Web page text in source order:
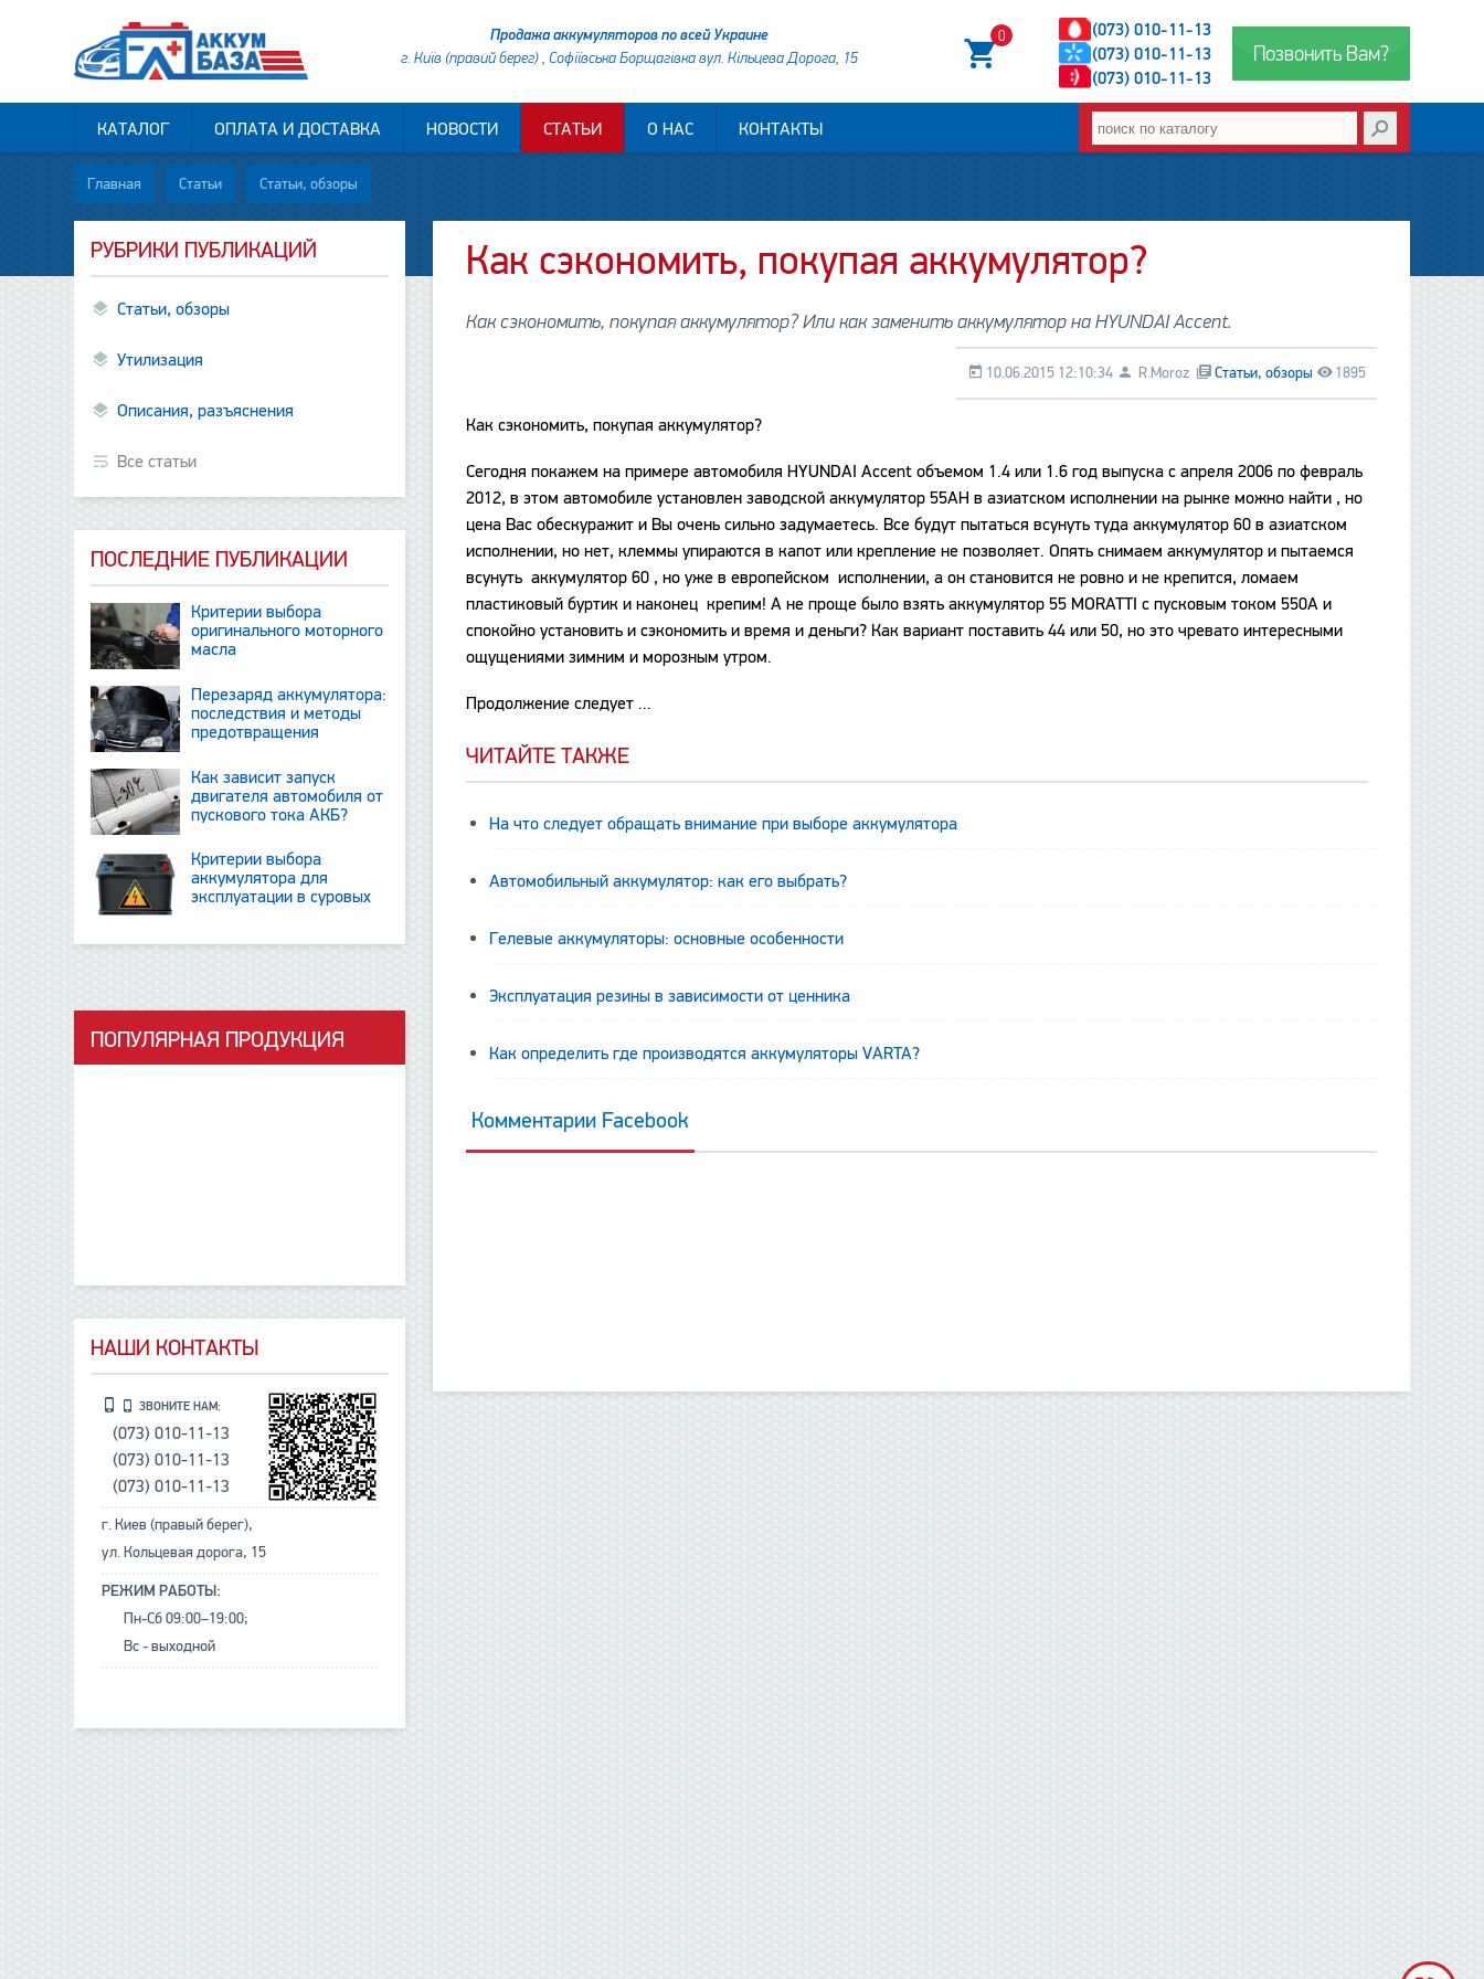
Позвонить Вам?
(073) 010-11-13
(073) 010-11-13
(073) 010-11-13
0
Продажа аккумуляторов по всей Украине
г. Київ (правий берег) , Софіївська Борщагівка вул. Кільцева Дорога, 15
КАТАЛОГ ОПЛАТА И ДОСТАВКА НОВОСТИ СТАТЬИ О НАС КОНТАКТЫ
Главная Статьи Статьи, обзоры
Как сэкономить, покупая аккумулятор?
Как сэкономить, покупая аккумулятор? Или как заменить аккумулятор на HYUNDAI Accent.
Статьи, обзоры 1895
10.06.2015 12:10:34 R.Moroz
Как сэкономить, покупая аккумулятор?
Сегодня покажем на примере автомобиля HYUNDAI Accent объемом 1.4 или 1.6 год выпуска с апреля 2006 по февраль
2012, в этом автомобиле установлен заводской аккумулятор 55АН в азиатском исполнении на рынке можно найти , но
цена Вас обескуражит и Вы очень сильно задумаетесь. Все будут пытаться всунуть туда аккумулятор 60 в азиатском
исполнении, но нет, клеммы упираются в капот или крепление не позволяет. Опять снимаем аккумулятор и пытаемся
всунуть аккумулятор 60 , но уже в европейском исполнении, а он становится не ровно и не крепится, ломаем
пластиковый буртик и наконец крепим! А не проще было взять аккумулятор 55 MORATTI c пусковым током 550А и
спокойно установить и сэкономить и время и деньги? Как вариант поставить 44 или 50, но это чревато интересными
ощущениями зимним и морозным утром.
Продолжение следует ...
ЧИТАЙТЕ ТАКЖЕ
На что следует обращать внимание при выборе аккумулятора
Автомобильный аккумулятор: как его выбрать?
Гелевые аккумуляторы: основные особенности
Эксплуатация резины в зависимости от ценника
Как определить где производятся аккумуляторы VARTA?
Комментарии Facebook
РУБРИКИ ПУБЛИКАЦИЙ
Статьи, обзоры
Утилизация
Описания, разъяснения
Все статьи
ПОСЛЕДНИЕ ПУБЛИКАЦИИ
Критерии выбора
оригинального моторного
масла
Перезаряд аккумулятора:
последствия и методы
предотвращения
Как зависит запуск
двигателя автомобиля от
пускового тока АКБ?
Критерии выбора
аккумулятора для
эксплуатации в суровых
ПОПУЛЯРНАЯ ПРОДУКЦИЯ
НАШИ КОНТАКТЫ
ЗВОНИТЕ НАМ:
(073) 010-11-13
(073) 010-11-13
(073) 010-11-13
г. Киев (правый берег),
ул. Кольцевая дорога, 15
РЕЖИМ РАБОТЫ:
Пн-Сб 09:00–19:00;
Вс - выходной